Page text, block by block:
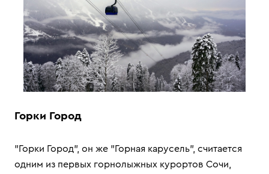
Горки Город
"Горки Город", он же "Горная карусель", считается
одним из первых горнолыжных курортов Сочи,